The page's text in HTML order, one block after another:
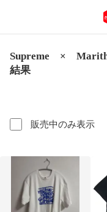
Supreme ×
結果
販売中のみ表示